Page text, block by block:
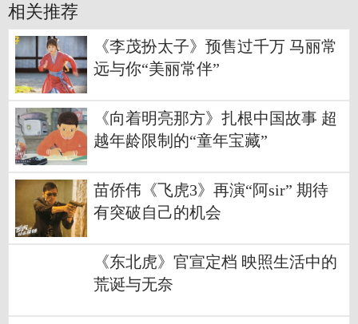
相关推荐
《李茂扮太子》预售过千万 马丽常
远与你“美丽常伴”
《向着明亮那方》扎根中国故事 超
越年龄限制的“童年宝藏”
苗侨伟《飞虎3》再演“阿sir” 期待
有突破自己的机会
《东北虎》官宣定档 映照生活中的
荒诞与无奈